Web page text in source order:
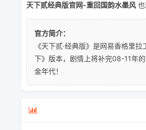
天下贰经典版官网-重回国韵水墨风
官方简介：
《天下贰·经典版》是网易香格里
下》版本，剧情上将补完08-11年
金年代！